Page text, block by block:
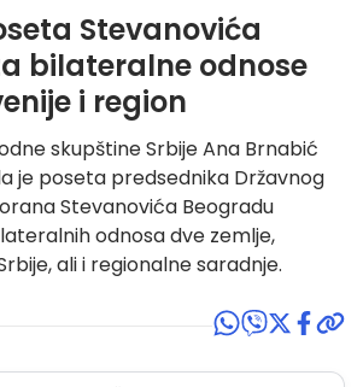
Stevanovića
bilateralne odnose
i region
skupštine Srbije Ana Brnabić
je poseta predsednika Državnog
Stevanovića Beogradu
odnosa dve zemlje,
ali i regionalne saradnje.